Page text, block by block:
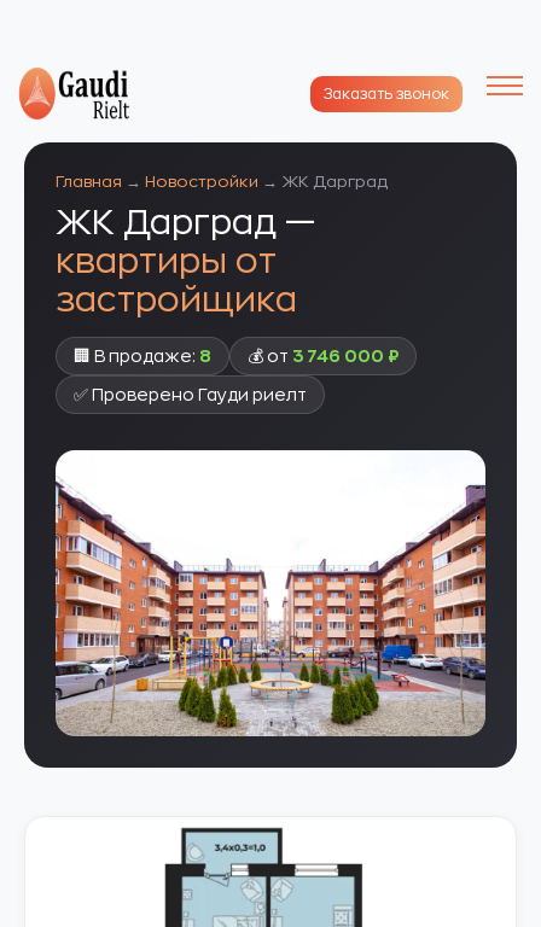
Заказать звонок
Главная → Новостройки → ЖК Дарград
ЖК Дарград —
квартиры от
застройщика
🏢 В продаже: 8 💰 от 3 746 000 ₽
✅ Проверено Гауди риелт